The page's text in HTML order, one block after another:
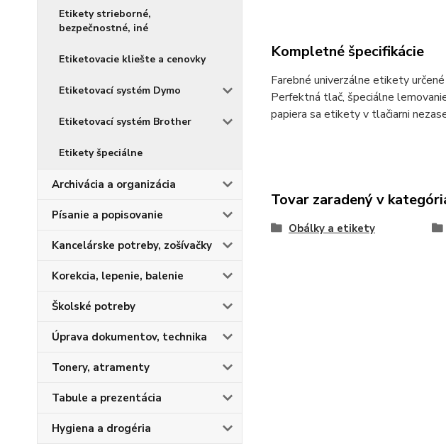
Etikety strieborné,
bezpečnostné, iné
Etiketovacie kliešte a cenovky
Etiketovací systém Dymo
Etiketovací systém Brother
Etikety špeciálne
Archivácia a organizácia
Písanie a popisovanie
Kancelárske potreby, zošívačky
Korekcia, lepenie, balenie
Školské potreby
Úprava dokumentov, technika
Tonery, atramenty
Tabule a prezentácia
Hygiena a drogéria
Kompletné špecifikácie
Farebné univerzálne etikety
Perfektná tlač, špeciálne
papiera sa etikety v tlačiarni
Tovar zaradený v
Obálky a etikety